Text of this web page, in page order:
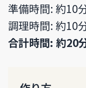
準備時間: 約10
調理時間: 約10
合計時間: 約20